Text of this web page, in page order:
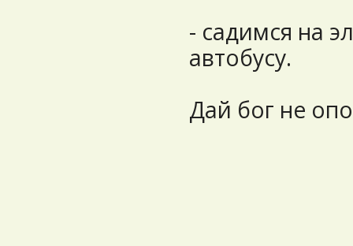
- садимся на
автобусу.
Дай бог не